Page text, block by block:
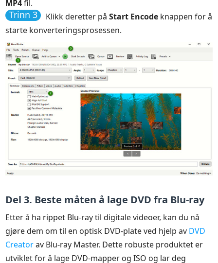
MP4fil.
Trinn 3 Klikk deretter påStart Encode knappen for å
starte konverteringsprosessen.
Del 3. Beste måten å lage DVD fra Blu-ray
Etter å ha rippet Blu-ray til digitale videoer, kan du nå
gjøre dem om til en optisk DVD-plate ved hjelp av DVD
Creatorav Blu-ray Master. Dette robuste produktet er
utviklet for å lage DVD-mapper og ISO og lar deg